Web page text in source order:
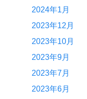
2024年1月
2023年12月
2023年10月
2023年9月
2023年7月
2023年6月